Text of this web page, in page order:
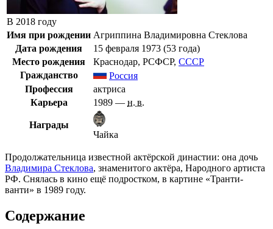
В 2018 году
Имя при рождении Агриппина Владимировна Стеклова
Дата рождения
15 февраля 1973 (53 года)
Место рождения
Краснодар, РСФСР, СССР
Гражданство
Россия
Профессия
актриса
Карьера
1989 — н. в.
Награды
Чайка
Продолжательница известной актёрской династии: она дочь
Владимира Стеклова, знаменитого актёра, Народного артиста
РФ. Снялась в кино ещё подростком, в картине «Транти-
ванти» в 1989 году.
Содержание